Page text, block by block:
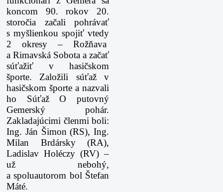
koncom 90. rokov 20.
storočia začali pohrávať
s myšlienkou spojiť vtedy
2 okresy – Rožňava
a Rimavská Sobota a začať
súťažiť v hasičskom
športe. Založili súťaž v
hasičskom športe a nazvali
ho Súťaž O putovný
Gemerský pohár.
Zakladajúcimi členmi boli:
Ing. Ján Šimon (RS), Ing.
Milan Brdársky (RA),
Ladislav Holéczy (RV) –
už nebohý,
a spoluautorom bol Štefan
Máté.